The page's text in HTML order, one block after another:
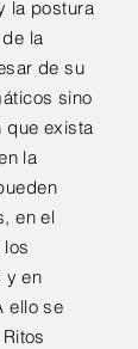
la postura
la
de su
sino
que exista
la
en el
y en
ello se